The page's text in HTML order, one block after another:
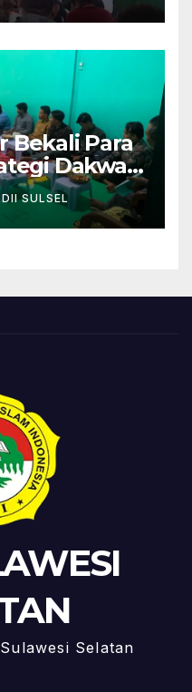
Bekali Para
Dakwah
untuk
SULSEL
Selatan